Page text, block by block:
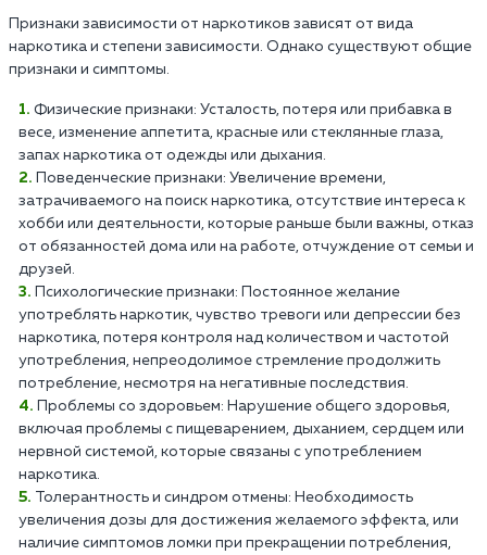
Признаки зависимости от наркотиков зависят от вида
наркотика и степени зависимости. Однако существуют общие
признаки и симптомы.
Физические признаки: Усталость, потеря или прибавка в
весе, изменение аппетита, красные или стеклянные глаза,
запах наркотика от одежды или дыхания.
Поведенческие признаки: Увеличение времени,
затрачиваемого на поиск наркотика, отсутствие интереса к
хобби или деятельности, которые раньше были важны, отказ
от обязанностей дома или на работе, отчуждение от семьи и
друзей.
Психологические признаки: Постоянное желание
употреблять наркотик, чувство тревоги или депрессии без
наркотика, потеря контроля над количеством и частотой
употребления, непреодолимое стремление продолжить
потребление, несмотря на негативные последствия.
Проблемы со здоровьем: Нарушение общего здоровья,
включая проблемы с пищеварением, дыханием, сердцем или
нервной системой, которые связаны с употреблением
наркотика.
Толерантность и синдром отмены: Необходимость
увеличения дозы для достижения желаемого эффекта, или
наличие симптомов ломки при прекращении потребления,